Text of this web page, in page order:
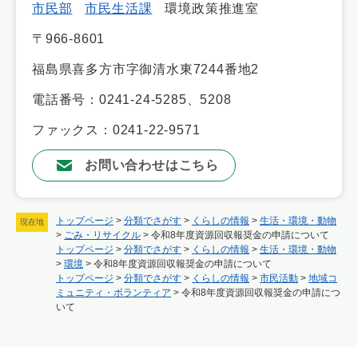
現在地 トップページ > 分類でさがす > くらしの情報 > 生活・環境・動物
> ごみ・リサイクル > 令和8年度資源回収報奨金の申請について
トップページ > 分類でさがす > くらしの情報 > 生活・環境・動物
> 環境 > 令和8年度資源回収報奨金の申請について
トップページ > 分類でさがす > くらしの情報 > 市民活動 > 地域コ
ミュニティ・ボランティア > 令和8年度資源回収報奨金の申請につ
いて
市民部 市民生活課 環境政策推進室
〒966-8601
福島県喜多方市字御清水東7244番地2
電話番号：0241-24-5285、5208
ファックス：0241-22-9571
お問い合わせはこちら